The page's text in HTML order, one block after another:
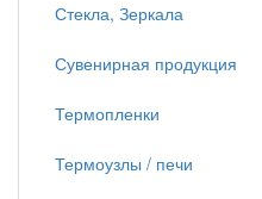
Стекла, Зеркала
Сувенирная продукция
Термопленки
Термоузлы / печи